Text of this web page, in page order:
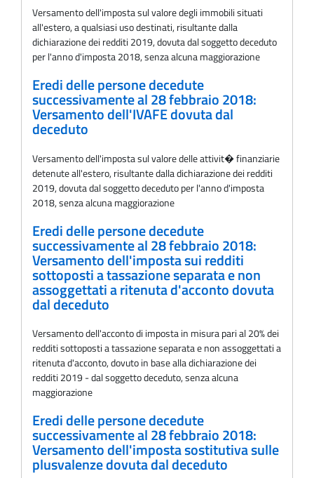
Versamento dell'imposta sul valore degli immobili situati
all'estero, a qualsiasi uso destinati, risultante dalla
dichiarazione dei redditi 2019, dovuta dal soggetto deceduto
per l'anno d'imposta 2018, senza alcuna maggiorazione
Eredi delle persone decedute
successivamente al 28 febbraio 2018:
Versamento dell'IVAFE dovuta dal
deceduto
Versamento dell'imposta sul valore delle attivit� finanziarie
detenute all'estero, risultante dalla dichiarazione dei redditi
2019, dovuta dal soggetto deceduto per l'anno d'imposta
2018, senza alcuna maggiorazione
Eredi delle persone decedute
successivamente al 28 febbraio 2018:
Versamento dell'imposta sui redditi
sottoposti a tassazione separata e non
assoggettati a ritenuta d'acconto dovuta
dal deceduto
Versamento dell'acconto di imposta in misura pari al 20% dei
redditi sottoposti a tassazione separata e non assoggettati a
ritenuta d'acconto, dovuto in base alla dichiarazione dei
redditi 2019 - dal soggetto deceduto, senza alcuna
maggiorazione
Eredi delle persone decedute
successivamente al 28 febbraio 2018:
Versamento dell'imposta sostitutiva sulle
plusvalenze dovuta dal deceduto